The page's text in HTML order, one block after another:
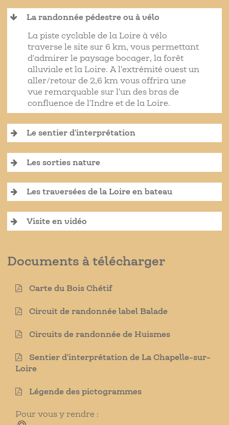
La randonnée pédestre ou à vélo
La piste cyclable de la Loire à vélo
traverse le site sur 6 km, vous permettant
d'admirer le paysage bocager, la forêt
alluviale et la Loire. A l'extrémité ouest un
aller/retour de 2,6 km vous offrira une
vue remarquable sur l'un des bras de
confluence de l'Indre et de la Loire.
Le sentier d'interprétation
Les sorties nature
Les traversées de la Loire en bateau
Visite en vidéo
Documents à télécharger
Carte du Bois Chétif
Circuit de randonnée label Balade
Circuits de randonnée de Huismes
Sentier d'interprétation de La Chapelle-sur-
Loire
Légende des pictogrammes
Pour vous y rendre :